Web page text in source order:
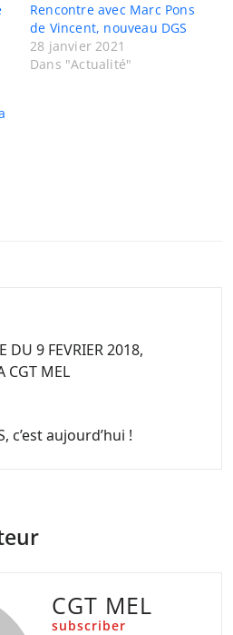
Rencontre avec Marc Pons
de Vincent, nouveau DGS
28 janvier 2021
Dans "Actualité"
DU 9 FEVRIER 2018,
CGT MEL
c’est aujourd’hui !
CGT MEL
subscriber